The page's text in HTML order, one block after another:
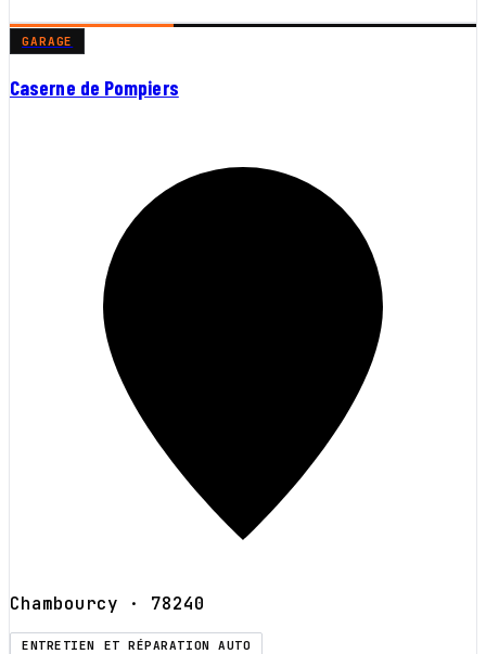
GARAGE
Caserne de Pompiers
Chambourcy · 78240
ENTRETIEN ET RÉPARATION AUTO